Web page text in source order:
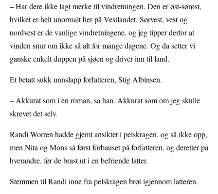
– Har dere ikke lagt merke til vindretningen. Den er øst-sørøst,
hvilket er helt unormalt her på Vestlandet. Sørvest, vest og
nordvest er de vanlige vindretningene, og jeg tipper derfor at
vinden snur om ikke så alt for mange dagene. Og da setter vi
ganske enkelt duppen på sjøen og driver inn til land.
Et betatt sukk unnslapp forfatteren, Stig Albinsen.
– Akkurat som i en roman, sa han. Akkurat som om jeg skulle
skrevet det selv.
Randi Worren hadde gjemt ansiktet i pelskragen, og så ikke opp,
men Nita og Mons så først forbauset på forfatteren, og deretter på
hverandre, før de brast ut i en befriende latter.
Stemmen til Randi inne fra pelskragen brøt igjennom latteren.